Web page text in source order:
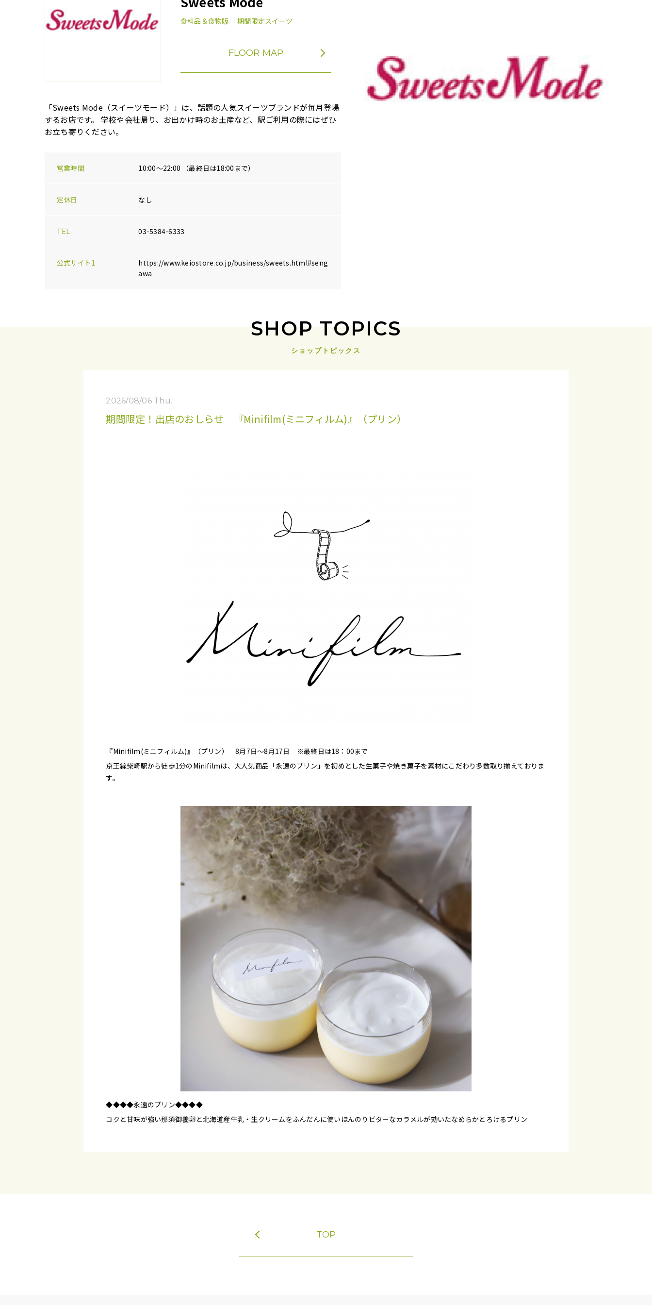
食料品＆食物販 ｜期間限定スイーツ
FLOOR MAP
「Sweets Mode（スイーツモード）」は、話題の人気スイーツブランドが毎月登場
するお店です。 学校や会社帰り、お出かけ時のお土産など、駅ご利用の際にはぜひ
お立ち寄りください。
営業時間 10:00～22:00 （最終日は18:00まで）
定休日 なし
TEL 03-5384-6333
公式サイト1
https://www.keiostore.co.jp/business/sweets.html#seng
awa
SHOP TOPICS
ショップトピックス
2026/08/06 Thu.
期間限定！出店のおしらせ 『Minifilm(ミニフィルム)』（プリン）
『Minifilm(ミニフィルム)』（プリン） 8月7日～8月17日 ※最終日は18：00まで
京王線柴崎駅から徒歩1分のMinifilmは、大人気商品「永遠のプリン」を初めとした生菓子や焼き菓子を素材にこだわり多数取り揃えておりま
す。
◆◆◆◆永遠のプリン◆◆◆◆
コクと甘味が強い那須御養卵と北海道産牛乳・生クリームをふんだんに使いほんのりビターなカラメルが効いたなめらかとろけるプリン
TOP